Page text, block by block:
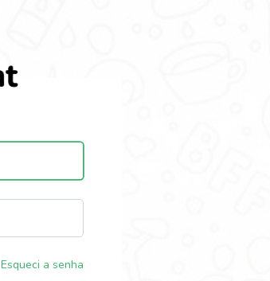
Esqueci a senha